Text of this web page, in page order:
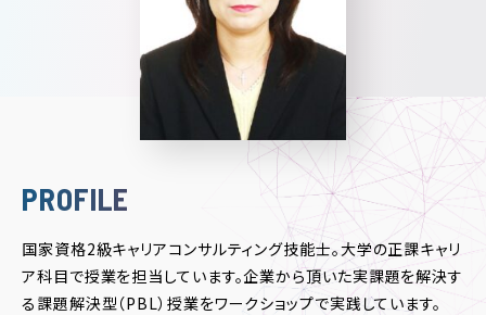
PROFILE
国家資格2級キャリアコンサルティング技能士。大学の正課キャリ
ア科目で授業を担当しています。企業から頂いた実課題を解決す
る課題解決型（PBL）授業をワークショップで実践しています。